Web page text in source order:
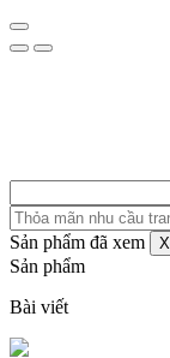
Sản phẩm đã xem
Sản phẩm
Bài viết